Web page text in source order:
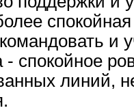
и
спокойное
линий,